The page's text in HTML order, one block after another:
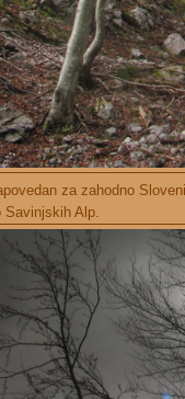
za zahodno
Alp.